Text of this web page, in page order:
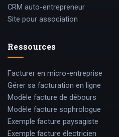
CRM auto-entrepreneur
Site pour association
Ressources
Facturer en micro-entreprise
Gérer sa facturation en ligne
Modèle facture de débours
Modèle facture sophrologue
Exemple facture paysagiste
Exemple facture électricien